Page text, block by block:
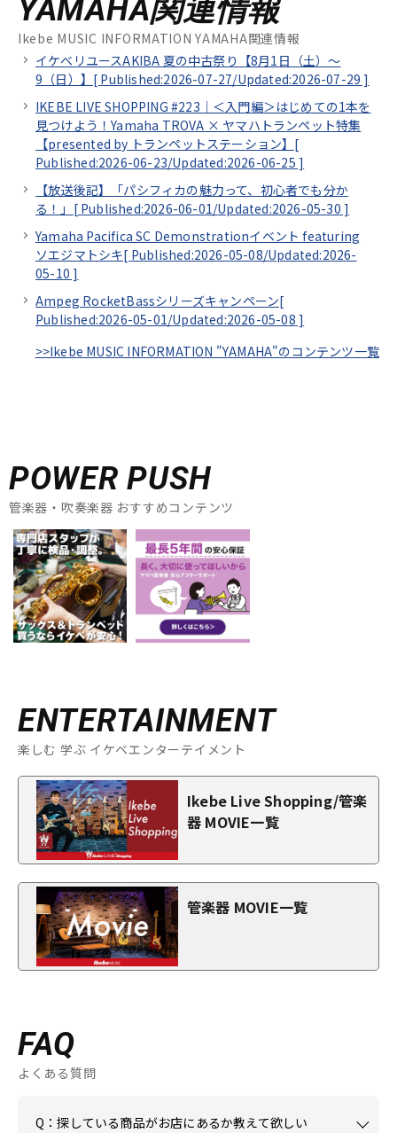
YAMAHA関連情報
Ikebe MUSIC INFORMATION YAMAHA関連情報
イケベリユースAKIBA 夏の中古祭り【8月1日（土）～
9（日）】[ Published:2026-07-27/Updated:2026-07-29 ]
IKEBE LIVE SHOPPING #223｜＜入門編＞はじめての1本を
見つけよう！Yamaha TROVA × ヤマハトランペット特集
【presented by トランペットステーション】[
Published:2026-06-23/Updated:2026-06-25 ]
【放送後記】「パシフィカの魅力って、初心者でも分か
る！」[ Published:2026-06-01/Updated:2026-05-30 ]
Yamaha Pacifica SC Demonstrationイベント featuring
ソエジマトシキ[ Published:2026-05-08/Updated:2026-
05-10 ]
Ampeg RocketBassシリーズキャンペーン[
Published:2026-05-01/Updated:2026-05-08 ]
>>Ikebe MUSIC INFORMATION "YAMAHA"のコンテンツ一覧
POWER PUSH
管楽器・吹奏楽器 おすすめコンテンツ
ENTERTAINMENT
楽しむ 学ぶ イケベエンターテイメント
Ikebe Live Shopping/管楽
器 MOVIE一覧
管楽器 MOVIE一覧
FAQ
よくある質問
Q：探している商品がお店にあるか教えて欲しい